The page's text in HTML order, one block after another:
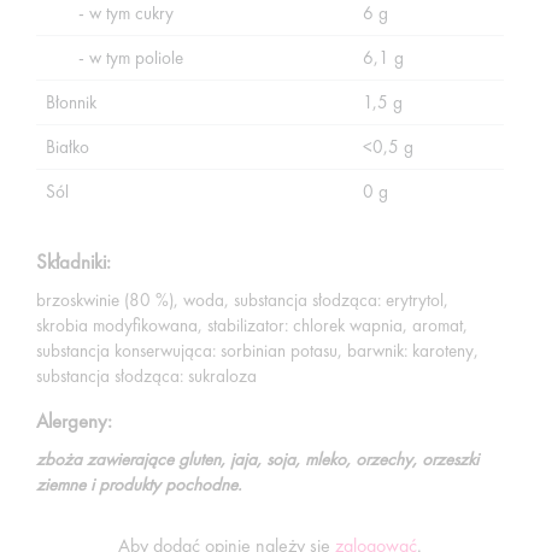
- w tym cukry
6 g
- w tym poliole
6,1 g
Błonnik
1,5 g
Białko
<0,5 g
Sól
0 g
Składniki:
brzoskwinie (80 %), woda, substancja słodząca: erytrytol,
skrobia modyfikowana, stabilizator: chlorek wapnia, aromat,
substancja konserwująca: sorbinian potasu, barwnik: karoteny,
substancja słodząca: sukraloza
Alergeny:
zboża zawierające gluten, jaja, soja, mleko, orzechy, orzeszki
ziemne i produkty pochodne.
Aby dodać opinię należy się zalogować.